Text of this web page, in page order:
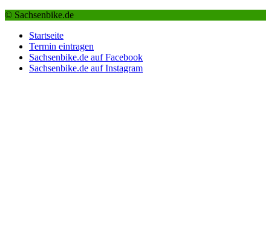
© Sachsenbike.de
Startseite
Termin eintragen
Sachsenbike.de auf Facebook
Sachsenbike.de auf Instagram